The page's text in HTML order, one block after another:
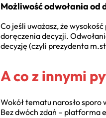
Możliwość odwołania od
Co jeśli uważasz, że
doręczenia decyzji.
decyzję (czyli prezydenta
A co z innymi
Wokół tematu narosło
Bez dwóch zdań – platforma